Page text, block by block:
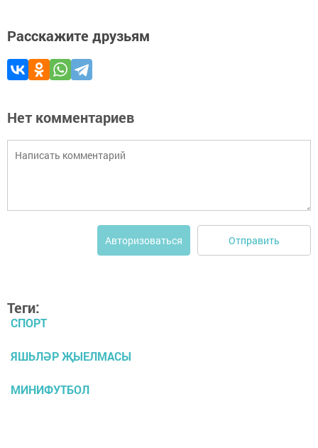
Расскажите друзьям
Нет комментариев
Авторизоваться Отправить
Теги:
СПОРТ
ЯШЬЛӘР ҖЫЕЛМАСЫ
МИНИФУТБОЛ